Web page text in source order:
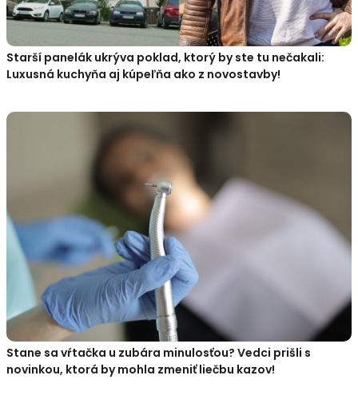
Starší panelák ukrýva poklad, ktorý by ste tu nečakali:
Luxusná kuchyňa aj kúpeľňa ako z novostavby!
Stane sa vŕtačka u zubára minulosťou? Vedci prišli s
novinkou, ktorá by mohla zmeniť liečbu kazov!